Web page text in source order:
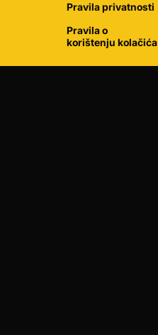
Pravila privatnosti
Pravila o
korištenju kolačića